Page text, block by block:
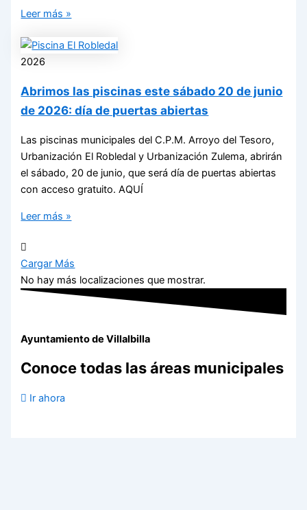
Leer más »
2026
Abrimos las piscinas este sábado 20 de junio
de 2026: día de puertas abiertas
Las piscinas municipales del C.P.M. Arroyo del Tesoro,
Urbanización El Robledal y Urbanización Zulema, abrirán
el sábado, 20 de junio, que será día de puertas abiertas
con acceso gratuito. AQUÍ
Leer más »
Cargar Más
No hay más localizaciones que mostrar.
Ayuntamiento de Villalbilla
Conoce todas las áreas municipales
Ir ahora